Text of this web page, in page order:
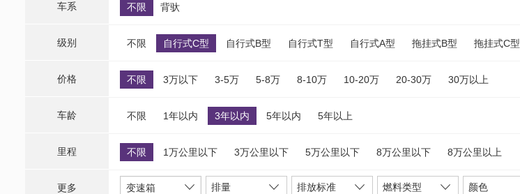
车系 不限 背驮
级别 不限 自行式C型 自行式B型 自行式T型 自行式A型 拖挂式B型 拖挂式C型
价格 不限 3万以下 3-5万 5-8万 8-10万 10-20万 20-30万 30万以上
车龄 不限 1年以内 3年以内 5年以内 5年以上
里程 不限 1万公里以下 3万公里以下 5万公里以下 8万公里以下 8万公里以上
更多 变速箱 排量 排放标准 燃料类型 颜色